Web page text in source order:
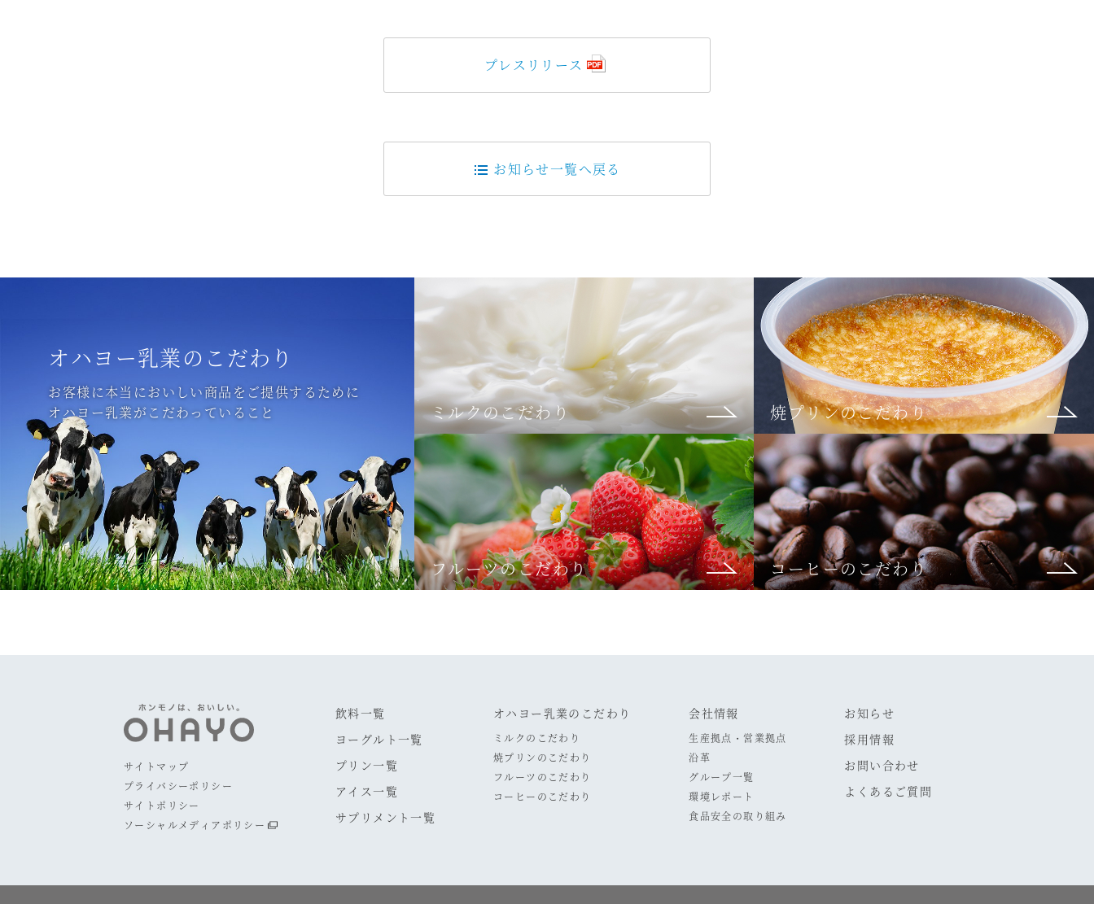
プレスリリース
お知らせ一覧へ戻る
オハヨー乳業のこだわり
お客様に本当においしい商品をご提供するために
オハヨー乳業がこだわっていること
ミルクのこだわり 焼プリンのこだわり
フルーツのこだわり コーヒーのこだわり
サイトマップ
プライバシーポリシー
サイトポリシー
ソーシャルメディアポリシー
飲料一覧
ヨーグルト一覧
プリン一覧
アイス一覧
サプリメント一覧
オハヨー乳業のこだわり
ミルクのこだわり
焼プリンのこだわり
フルーツのこだわり
コーヒーのこだわり
会社情報
生産拠点・営業拠点
沿革
グループ一覧
環境レポート
食品安全の取り組み
お知らせ
採用情報
お問い合わせ
よくあるご質問